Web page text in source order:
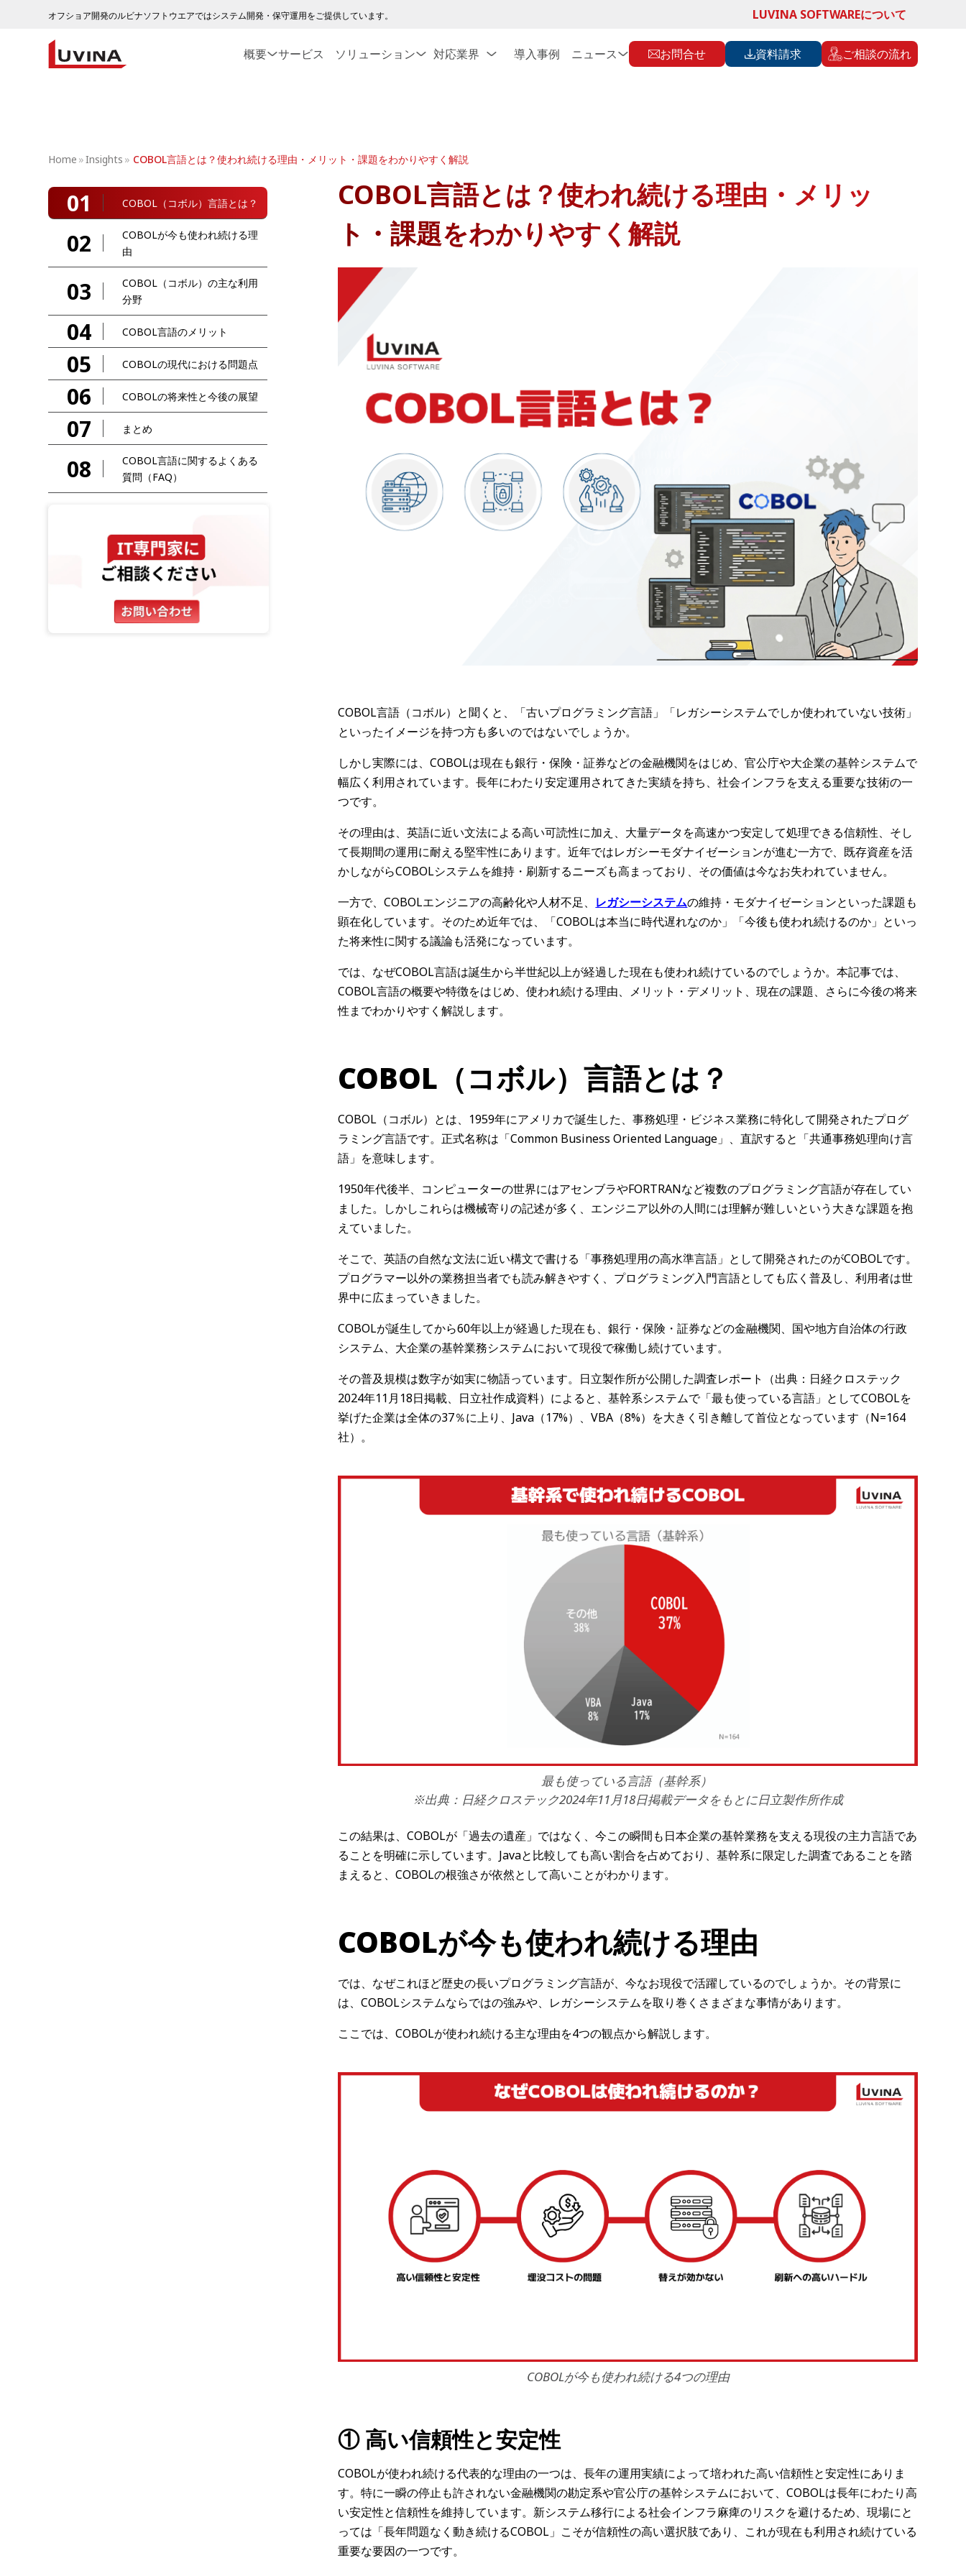
オフショア開発のルビナソフトウエアではシステム開発・保守運用をご提供しています。 LUVINA SOFTWAREについて
概要 サービス ソリューション 対応業界 導入事例 ニュース お問合せ 資料請求 ご相談の流れ
Home »Insights » COBOL言語とは？使われ続ける理由・メリット・課題をわかりやすく解説
01 COBOL（コボル）言語とは？
02
COBOLが今も使われ続ける理
由
03
COBOL（コボル）の主な利用
分野
04 COBOL言語のメリット
05 COBOLの現代における問題点
06 COBOLの将来性と今後の展望
07 まとめ
08
COBOL言語に関するよくある
質問（FAQ）
COBOL言語とは？使われ続ける理由・メリッ
ト・課題をわかりやすく解説
COBOL言語（コボル）と聞くと、「古いプログラミング言語」「レガシーシステムでしか使われていない技術」
といったイメージを持つ方も多いのではないでしょうか。
しかし実際には、COBOLは現在も銀行・保険・証券などの金融機関をはじめ、官公庁や大企業の基幹システムで
幅広く利用されています。長年にわたり安定運用されてきた実績を持ち、社会インフラを支える重要な技術の一
つです。
その理由は、英語に近い文法による高い可読性に加え、大量データを高速かつ安定して処理できる信頼性、そし
て長期間の運用に耐える堅牢性にあります。近年ではレガシーモダナイゼーションが進む一方で、既存資産を活
かしながらCOBOLシステムを維持・刷新するニーズも高まっており、その価値は今なお失われていません。
一方で、COBOLエンジニアの高齢化や人材不足、 レガシーシステムの維持・モダナイゼーションといった課題も
顕在化しています。そのため近年では、「COBOLは本当に時代遅れなのか」「今後も使われ続けるのか」といっ
た将来性に関する議論も活発になっています。
では、なぜCOBOL言語は誕生から半世紀以上が経過した現在も使われ続けているのでしょうか。本記事では、
COBOL言語の概要や特徴をはじめ、使われ続ける理由、メリット・デメリット、現在の課題、さらに今後の将来
性までわかりやすく解説します。
COBOL（コボル）言語とは？
COBOL（コボル）とは、1959年にアメリカで誕生した、事務処理・ビジネス業務に特化して開発されたプログ
ラミング言語です。正式名称は「Common Business Oriented Language」、直訳すると「共通事務処理向け言
語」を意味します。
1950年代後半、コンピューターの世界にはアセンブラやFORTRANなど複数のプログラミング言語が存在してい
ました。しかしこれらは機械寄りの記述が多く、エンジニア以外の人間には理解が難しいという大きな課題を抱
えていました。
そこで、英語の自然な文法に近い構文で書ける「事務処理用の高水準言語」として開発されたのがCOBOLです。
プログラマー以外の業務担当者でも読み解きやすく、プログラミング入門言語としても広く普及し、利用者は世
界中に広まっていきました。
COBOLが誕生してから60年以上が経過した現在も、銀行・保険・証券などの金融機関、国や地方自治体の行政
システム、大企業の基幹業務システムにおいて現役で稼働し続けています。
その普及規模は数字が如実に物語っています。日立製作所が公開した調査レポート（出典：日経クロステック
2024年11月18日掲載、日立社作成資料）によると、基幹系システムで「最も使っている言語」としてCOBOLを
挙げた企業は全体の37％に上り、Java（17%）、VBA（8%）を大きく引き離して首位となっています（N=164
社）。
最も使っている言語（基幹系）
※出典：日経クロステック2024年11月18日掲載データをもとに日立製作所作成
この結果は、COBOLが「過去の遺産」ではなく、今この瞬間も日本企業の基幹業務を支える現役の主力言語であ
ることを明確に示しています。Javaと比較しても高い割合を占めており、基幹系に限定した調査であることを踏
まえると、COBOLの根強さが依然として高いことがわかります。
COBOLが今も使われ続ける理由
では、なぜこれほど歴史の長いプログラミング言語が、今なお現役で活躍しているのでしょうか。その背景に
は、COBOLシステムならではの強みや、レガシーシステムを取り巻くさまざまな事情があります。
ここでは、COBOLが使われ続ける主な理由を4つの観点から解説します。
COBOLが今も使われ続ける4つの理由
① 高い信頼性と安定性
COBOLが使われ続ける代表的な理由の一つは、長年の運用実績によって培われた高い信頼性と安定性にありま
す。特に一瞬の停止も許されない金融機関の勘定系や官公庁の基幹システムにおいて、COBOLは長年にわたり高
い安定性と信頼性を維持しています。新システム移行による社会インフラ麻痺のリスクを避けるため、現場にと
っては「長年問題なく動き続けるCOBOL」こそが信頼性の高い選択肢であり、これが現在も利用され続けている
重要な要因の一つです。